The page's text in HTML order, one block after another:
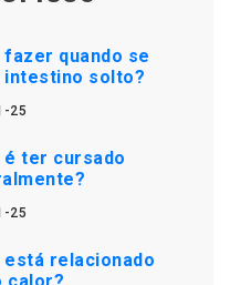
fazer quando se
intestino solto?
25
é ter cursado
25
está relacionado